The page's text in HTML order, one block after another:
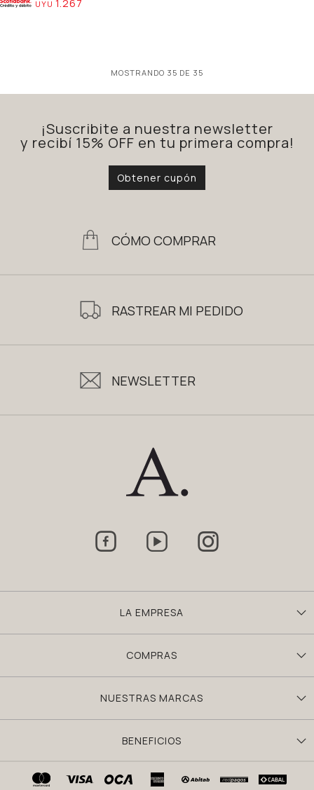
UYU 1.267
MOSTRANDO 35 DE 35
¡Suscribite a nuestra newsletter
y recibí 15% OFF en tu primera compra!
Obtener cupón
CÓMO COMPRAR
RASTREAR MI PEDIDO
NEWSLETTER
LA EMPRESA
COMPRAS
NUESTRAS MARCAS
BENEFICIOS
  